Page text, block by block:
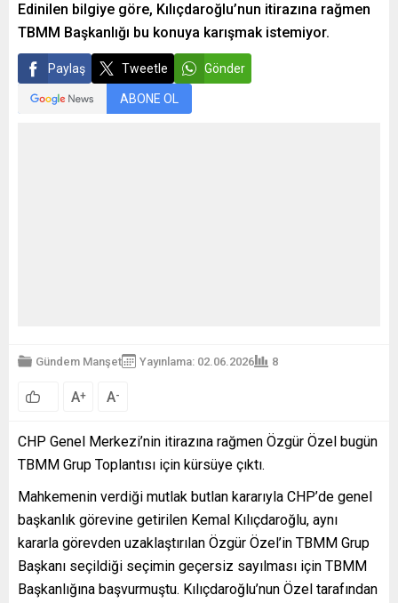
Edinilen bilgiye göre, Kılıçdaroğlu’nun itirazına rağmen
TBMM Başkanlığı bu konuya karışmak istemiyor.
Paylaş Tweetle Gönder
ABONE OL
Gündem Manşet Yayınlama: 02.06.2026 8
A+ A-
CHP Genel Merkezi’nin itirazına rağmen Özgür Özel bugün
TBMM Grup Toplantısı için kürsüye çıktı.
Mahkemenin verdiği mutlak butlan kararıyla CHP’de genel
başkanlık görevine getirilen Kemal Kılıçdaroğlu, aynı
kararla görevden uzaklaştırılan Özgür Özel’in TBMM Grup
Başkanı seçildiği seçimin geçersiz sayılması için TBMM
Başkanlığına başvurmuştu. Kılıçdaroğlu’nun Özel tarafından